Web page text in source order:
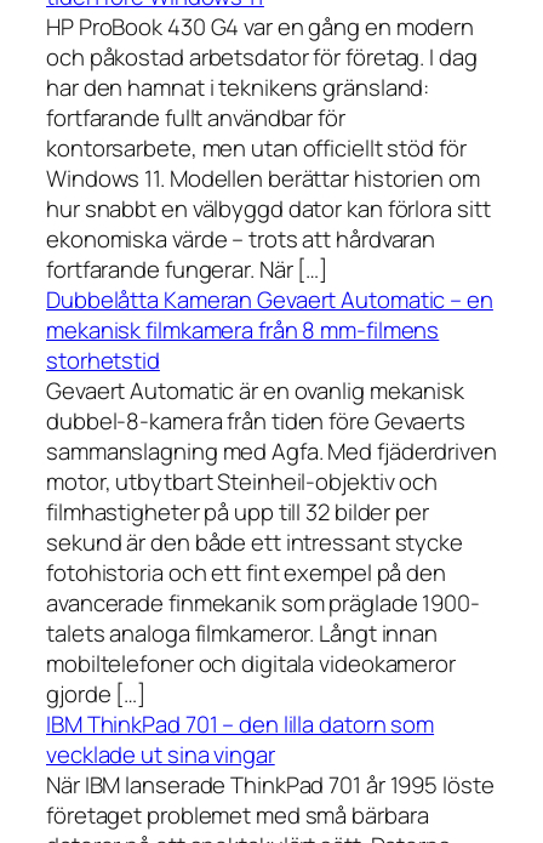
HP ProBook 430 G4 var en gång en modern
och påkostad arbetsdator för företag. I dag
har den hamnat i teknikens gränsland:
fortfarande fullt användbar för
kontorsarbete, men utan officiellt stöd för
Windows 11. Modellen berättar historien om
hur snabbt en välbyggd dator kan förlora sitt
ekonomiska värde – trots att hårdvaran
fortfarande fungerar. När […]
Dubbelåtta Kameran Gevaert Automatic – en
mekanisk filmkamera från 8 mm-filmens
storhetstid
Gevaert Automatic är en ovanlig mekanisk
dubbel-8-kamera från tiden före Gevaerts
sammanslagning med Agfa. Med fjäderdriven
motor, utbytbart Steinheil-objektiv och
filmhastigheter på upp till 32 bilder per
sekund är den både ett intressant stycke
fotohistoria och ett fint exempel på den
avancerade finmekanik som präglade 1900-
talets analoga filmkameror. Långt innan
mobiltelefoner och digitala videokameror
gjorde […]
IBM ThinkPad 701 – den lilla datorn som
vecklade ut sina vingar
När IBM lanserade ThinkPad 701 år 1995 löste
företaget problemet med små bärbara